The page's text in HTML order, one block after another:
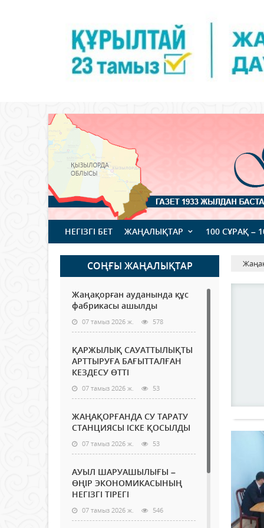
НЕГІЗГІ БЕТ ЖАҢАЛЫҚТАР 100 СҰРАҚ –
СОҢҒЫ ЖАҢАЛЫҚТАР
Жаңақорған ауданында құс
фабрикасы ашылды
07 тамыз 2026 ж. 578
ҚАРЖЫЛЫҚ САУАТТЫЛЫҚТЫ
АРТТЫРУҒА БАҒЫТТАЛҒАН
КЕЗДЕСУ ӨТТІ
07 тамыз 2026 ж. 53
ЖАҢАҚОРҒАНДА СУ ТАРАТУ
СТАНЦИЯСЫ ІСКЕ ҚОСЫЛДЫ
07 тамыз 2026 ж. 53
АУЫЛ ШАРУАШЫЛЫҒЫ –
ӨҢІР ЭКОНОМИКАСЫНЫҢ
НЕГІЗГІ ТІРЕГІ
07 тамыз 2026 ж. 546